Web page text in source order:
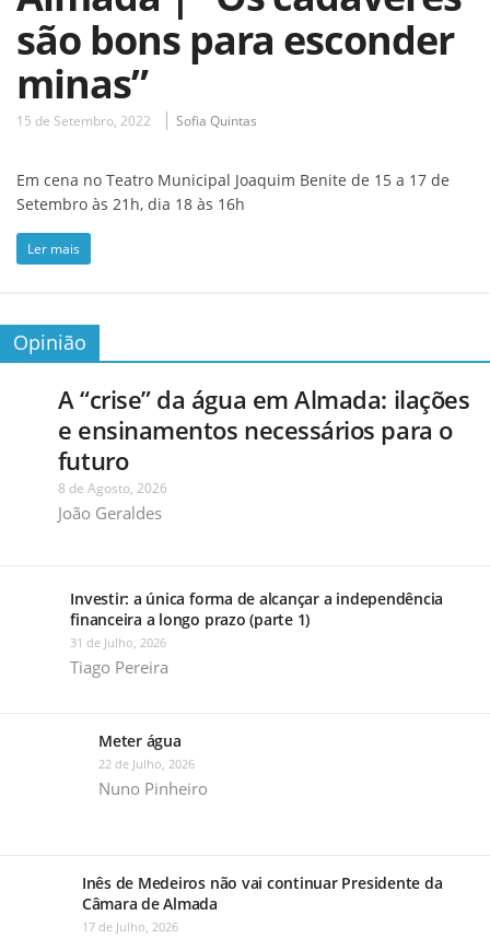
são bons para esconder
minas”
15 de Setembro, 2022 Sofia Quintas
Em cena no Teatro Municipal Joaquim Benite de 15 a 17 de
Setembro às 21h, dia 18 às 16h
Ler mais
Opinião
A “crise” da água em Almada: ilações
e ensinamentos necessários para o
futuro
8 de Agosto, 2026
João Geraldes
Investir: a única forma de alcançar a independência
financeira a longo prazo (parte 1)
31 de Julho, 2026
Tiago Pereira
Meter água
22 de Julho, 2026
Nuno Pinheiro
Inês de Medeiros não vai continuar Presidente da
Câmara de Almada
17 de Julho, 2026